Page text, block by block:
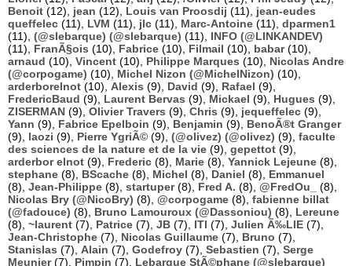
Benoit (12), jean (12), Louis van Proosdij (11), jean-eudes
queffelec (11), LVM (11), jlc (11), Marc-Antoine (11), dparmen1
(11), (@slebarque) (@slebarque) (11), INFO (@LINKANDEV)
(11), FranÃ§ois (10), Fabrice (10), Filmail (10), babar(10),
arnaud (10), Vincent (10), Philippe Marques (10), Nicolas Andre
(@corpogame) (10), Michel Nizon (@MichelNizon) (10),
arderborelnot (10), Alexis (9), David (9), Rafael (9),
FredericBaud (9), Laurent Bervas (9), Mickael (9), Hugues (9),
ZISERMAN (9), Olivier Travers (9), Chris (9), jequeffelec (9),
Yann (9), Fabrice Epelboin (9), Benjamin (9), BenoÃ®t Granger
(9), laozi (9), Pierre YgriÃ© (9), (@olivez) (@olivez) (9), faculte
des sciences de la nature et de la vie (9), gepettot (9),
arderbor elnot (9), Frederic (8), Marie (8), Yannick Lejeune (8),
stephane (8), BScache (8), Michel (8), Daniel (8), Emmanuel
(8), Jean-Philippe (8), startuper(8), Fred A. (8), @FredOu_
(8),
Nicolas Bry (@NicoBry) (8), @corpogame (8), fabienne billat
(@fadouce) (8), Bruno Lamouroux (@Dassoniou) (8), Lereune
(8), ~laurent (7), Patrice (7), JB (7), ITI (7), Julien Ã‰LIE (7),
Jean-Christophe (7), Nicolas Guillaume (7), Bruno (7),
Stanislas (7), Alain (7), Godefroy (7), Sebastien (7), Serge
Meunier(7), Pimpin (7), Lebarque StÃ©phane (@slebarque)